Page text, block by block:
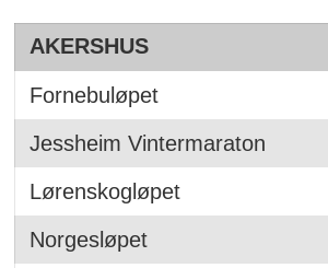
AKERSHUS
Fornebuløpet
Jessheim Vintermaraton
Lørenskogløpet
Norgesløpet